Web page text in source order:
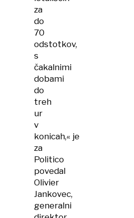
za
do
70
odstotkov,
s
čakalnimi
dobami
do
treh
ur
v
konicah,« je
za
Politico
povedal
Olivier
Jankovec,
generalni